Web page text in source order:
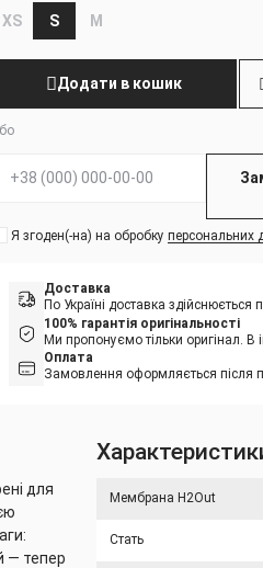
XS S M
Додати в кошик
Я згоден(-на) на обробкуперсональних
Доставка
По Україні доставка
100% гарантія оригінальності
Ми пропонуємо тільки оригінал. В
Оплата
Замовлення оформляється після
для
— тепер
Мембрана H2Out
Стать